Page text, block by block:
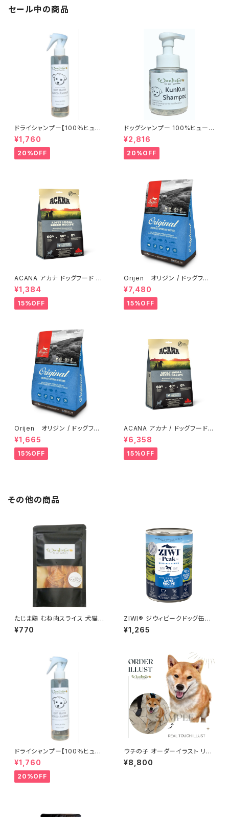
セール中の商品
ドライシャンプー【100％ヒュー
マングレード アウトバスドッグ
シャンプー】日本製
¥1,760
20%OFF
ドッグシャンプー 100%ヒューマ
ングレード 日本製 Wanliebe
Kun Kun Shampo wlds230
7
¥2,816
20%OFF
ACANA アカナ ドッグフード ア
ダルトスモールブリードレシピ
【340ｇ】
¥1,384
15%OFF
Orijen オリジン / ドッグフー
ド オリジナル【2kg】
¥7,480
15%OFF
Orijen オリジン / ドッグフー
ド オリジナル【340g】
¥1,665
15%OFF
ACANA アカナ / ドッグフード
アダルトスモールブリードレシピ
【2kg】
¥6,358
15%OFF
その他の商品
たじま鶏 むね肉スライス 犬猫
おやつ 国産 トリーツ
¥770
ZIWI® ジウィピークドッグ缶
ラム 390g
¥1,265
ドライシャンプー【100％ヒュー
マングレード アウトバスドッグ
シャンプー】日本製
¥1,760
20%OFF
ウチの子 オーダーイラスト リア
ルタッチ ～納期約1ヶ月～
¥8,800